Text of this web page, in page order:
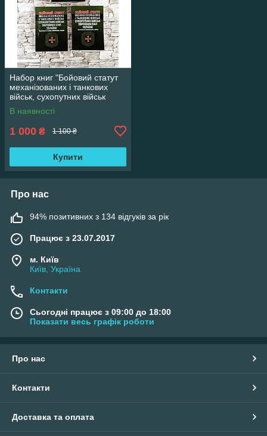
Набор книг "Бойовий статут
механізованих і танкових
військ, сухопутних військ
ЗСУ" , "Статути ЗСУ"
В наявності
1 000 ₴ 1 100 ₴
Купити
Про нас
94% позитивних з 134 відгуків за рік
Працює з 23.07.2017
м. Київ
Київ, Україна
Контакти
Сьогодні працює з 09:00 до 18:00
Показати весь графік роботи
Про нас
Контакти
Доставка та оплата